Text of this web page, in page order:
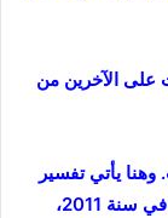
على الآخرين من
يأتي تفسير
القول السابق كونها عانت من ظلم ذوي القربى. في سنة 2011،